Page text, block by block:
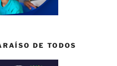
DE TODOS